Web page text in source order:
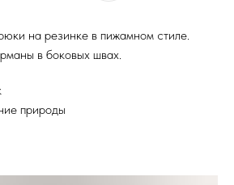
на резинке в пижамном стиле.
в боковых швах.
природы